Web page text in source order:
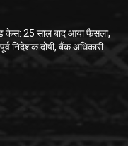
केस: 25 साल बाद आया फैसला,
निदेशक दोषी, बैंक अधिकारी